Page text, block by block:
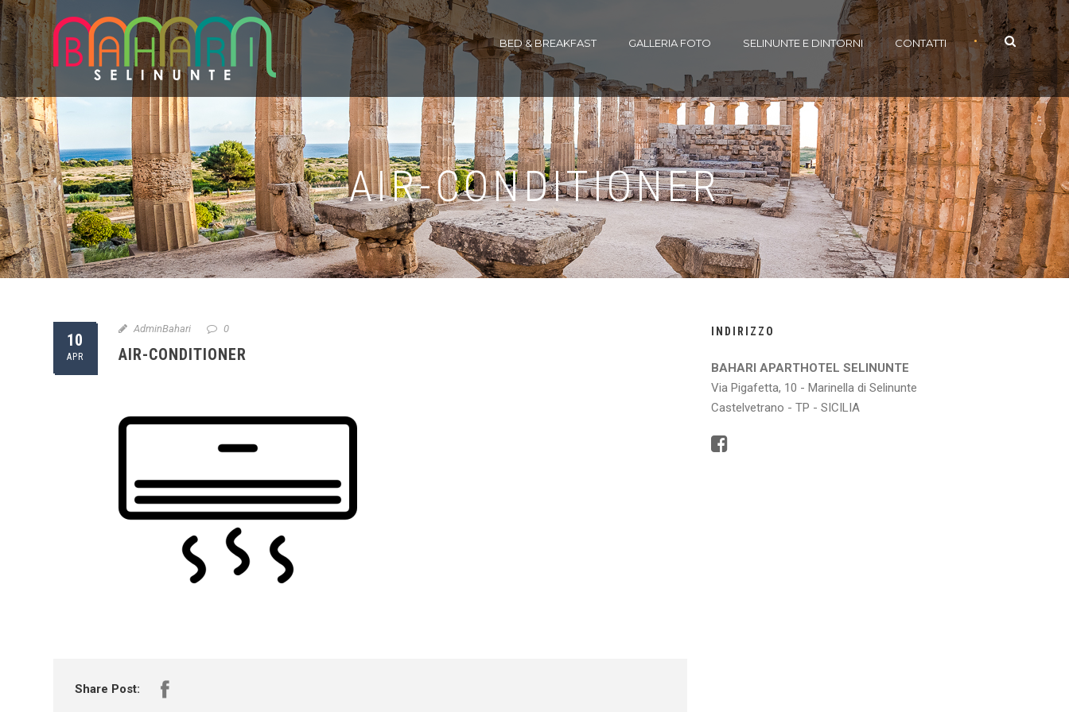
BED & BREAKFAST GALLERIA FOTO SELINUNTE E DINTORNI CONTATTI •
AIR-CONDITIONER
10
APR
AdminBahari 0
AIR-CONDITIONER
Share Post:
INDIRIZZO
BAHARI APARTHOTEL SELINUNTE
Via Pigafetta, 10 - Marinella di Selinunte
Castelvetrano - TP - SICILIA